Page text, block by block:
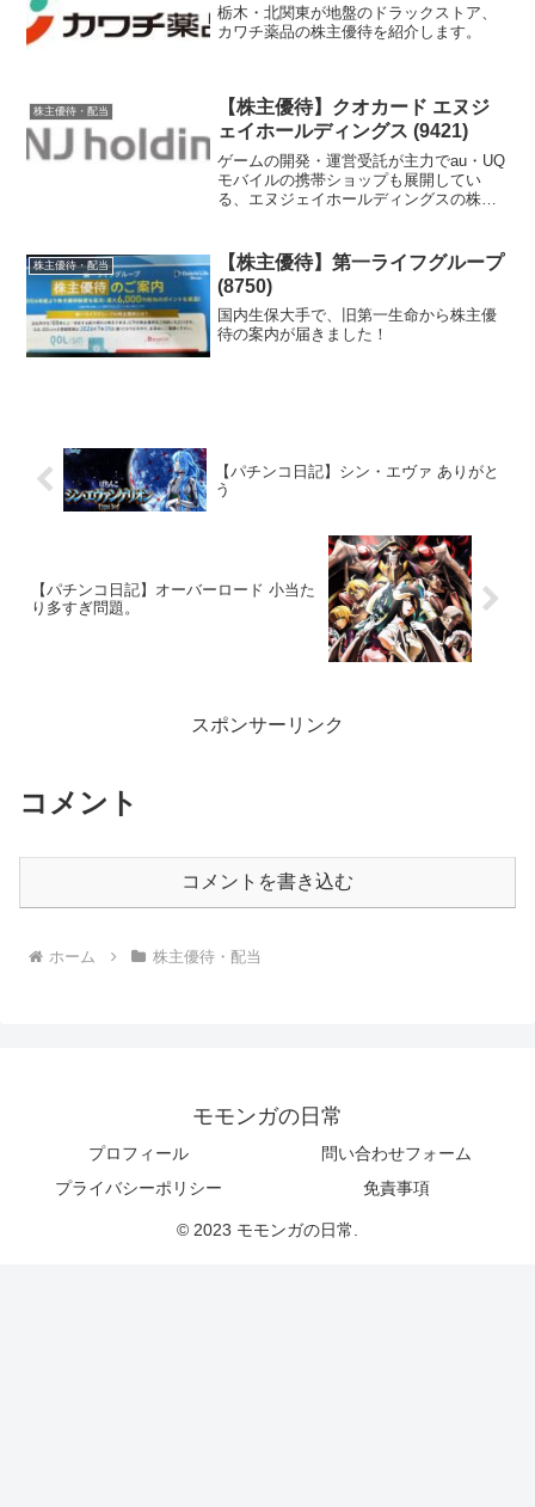
栃木・北関東が地盤のドラックストア、
カワチ薬品の株主優待を紹介します。
株主優待・配当
【株主優待】クオカード エヌジ
ェイホールディングス (9421)
ゲームの開発・運営受託が主力でau・UQ
モバイルの携帯ショップも展開してい
る、エヌジェイホールディングスの株主
株主優待・配当
【株主優待】第一ライフグループ
(8750)
国内生保大手で、旧第一生命から株主優
待の案内が届きました！
【パチンコ日記】シン・エヴァ ありがと
う
【パチンコ日記】オーバーロード 小当た
り多すぎ問題。
スポンサーリンク
コメント
コメントを書き込む
ホーム 株主優待・配当
モモンガの日常
プロフィール
問い合わせフォーム
プライバシーポリシー
免責事項
© 2023 モモンガの日常.